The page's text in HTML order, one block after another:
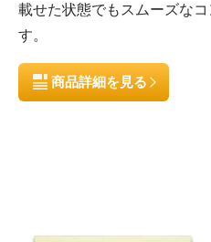
載せた状態でもスムーズな
す。
商品詳細を見る